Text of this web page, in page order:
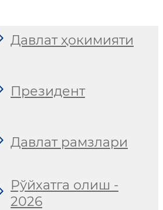
Давлат ҳокимияти
Президент
Давлат рамзлари
Рўйхатга олиш -
2026